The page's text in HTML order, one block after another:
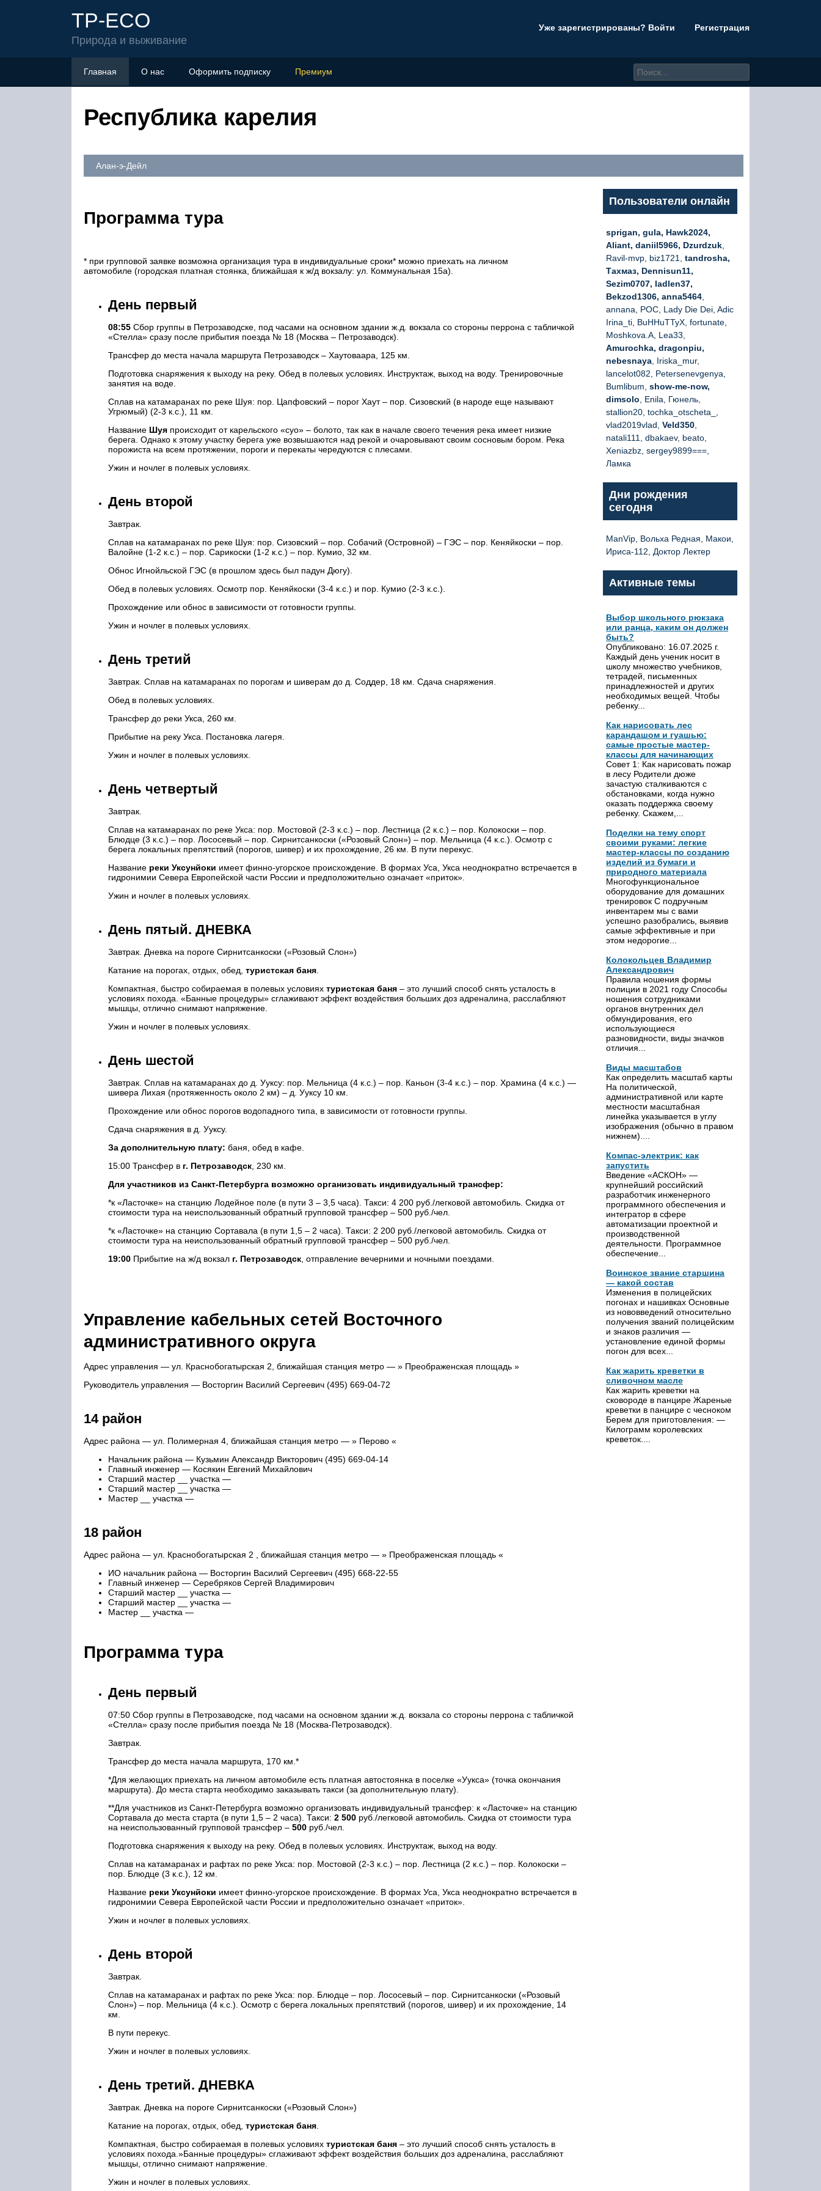
TP-ECO
Природа и выживание
Уже зарегистрированы? Войти Регистрация
Главная О нас Оформить подписку Премиум
Республика карелия
Алан-э-Дейл
Программа тура
* при групповой заявке возможна организация тура в индивидуальные сроки* можно приехать на личном
автомобиле (городская платная стоянка, ближайшая к ж/д вокзалу: ул. Коммунальная 15а).
День первый
08:55 Сбор группы в Петрозаводске, под часами на основном здании ж.д. вокзала со стороны перрона с табличкой
«Стелла» сразу после прибытия поезда № 18 (Москва – Петрозаводcк).
Трансфер до места начала маршрута Петрозаводск – Хаутоваара, 125 км.
Подготовка снаряжения к выходу на реку. Обед в полевых условиях. Инструктаж, выход на воду. Тренировочные
занятия на воде.
Сплав на катамаранах по реке Шуя: пор. Цапфовский – порог Хаут – пор. Сизовский (в народе еще называют
Угрюмый) (2-3 к.с.), 11 км.
Название Шуя происходит от карельского «суо» – болото, так как в начале своего течения река имеет низкие
берега. Однако к этому участку берега уже возвышаются над рекой и очаровывают своим сосновым бором. Река
порожиста на всем протяжении, пороги и перекаты чередуются с плесами.
Ужин и ночлег в полевых условиях.
День второй
Завтрак.
Сплав на катамаранах по реке Шуя: пор. Сизовский – пор. Собачий (Островной) – ГЭС – пор. Кеняйкоски – пор.
Валойне (1-2 к.с.) – пор. Сарикоски (1-2 к.с.) – пор. Кумио, 32 км.
Обнос Игнойльской ГЭС (в прошлом здесь был падун Дюгу).
Обед в полевых условиях. Осмотр пор. Кеняйкоски (3-4 к.с.) и пор. Кумио (2-3 к.с.).
Прохождение или обнос в зависимости от готовности группы.
Ужин и ночлег в полевых условиях.
День третий
Завтрак. Сплав на катамаранах по порогам и шиверам до д. Соддер, 18 км. Сдача снаряжения.
Обед в полевых условиях.
Трансфер до реки Укса, 260 км.
Прибытие на реку Укса. Постановка лагеря.
Ужин и ночлег в полевых условиях.
День четвертый
Завтрак.
Сплав на катамаранах по реке Укса: пор. Мостовой (2-3 к.с.) – пор. Лестница (2 к.с.) – пор. Колокоски – пор.
Блюдце (3 к.с.) – пор. Лососевый – пор. Сирнитсанкоски («Розовый Слон») – пор. Мельница (4 к.с.). Осмотр с
берега локальных препятствий (порогов, шивер) и их прохождение, 26 км. В пути перекус.
Название реки Уксунйоки имеет финно-угорское происхождение. В формах Уса, Укса неоднократно встречается в
гидронимии Севера Европейской части России и предположительно означает «приток».
Ужин и ночлег в полевых условиях.
День пятый. ДНЕВКА
Завтрак. Дневка на пороге Сирнитсанкоски («Розовый Слон»)
Катание на порогах, отдых, обед, туристская баня
Компактная, быстро собираемая в полевых условиях туристская баня – это лучший способ снять усталость в
условиях похода. «Банные процедуры» сглаживают эффект воздействия больших доз адреналина, расслабляют
мышцы, отлично снимают напряжение.
Ужин и ночлег в полевых условиях.
День шестой
Завтрак. Сплав на катамаранах до д. Ууксу: пор. Мельница (4 к.с.) – пор. Каньон (3-4 к.с.) – пор. Храмина (4 к.с.) —
шивера Лихая (протяженность около 2 км) – д. Ууксу 10 км.
Прохождение или обнос порогов водопадного типа, в зависимости от готовности группы.
Сдача снаряжения в д. Ууксу.
За дополнительную плату: баня, обед в кафе.
15:00 Трансфер в г. Петрозаводск , 230 км.
Для участников из Санкт-Петербурга возможно организовать индивидуальный трансфер:
*к «Ласточке» на станцию Лодейное поле (в пути 3 – 3,5 часа). Такси: 4 200 руб./легковой автомобиль. Скидка от
стоимости тура на неиспользованный обратный групповой трансфер – 500 руб./чел.
*к «Ласточке» на станцию Сортавала (в пути 1,5 – 2 часа). Такси: 2 200 руб./легковой автомобиль. Скидка от
стоимости тура на неиспользованный обратный групповой трансфер – 500 руб./чел.
19:00 Прибытие на ж/д вокзал г. Петрозаводск , отправление вечерними и ночными поездами.
Управление кабельных сетей Восточного
административного округа
Адрес управления — ул. Краснобогатырская 2, ближайшая станция метро — » Преображенская площадь »
Руководитель управления — Восторгин Василий Сергеевич (495) 669-04-72
14 район
Адрес района — ул. Полимерная 4, ближайшая станция метро — » Перово «
Начальник района — Кузьмин Александр Викторович (495) 669-04-14
Главный инженер — Косякин Евгений Михайлович
Старший мастер __ участка —
Старший мастер __ участка —
Мастер __ участка —
18 район
Адрес района — ул. Краснобогатырская 2 , ближайшая станция метро — » Преображенская площадь «
ИО начальник района — Восторгин Василий Сергеевич (495) 668-22-55
Главный инженер — Серебряков Сергей Владимирович
Старший мастер __ участка —
Старший мастер __ участка —
Мастер __ участка —
Программа тура
День первый
07:50 Сбор группы в Петрозаводске, под часами на основном здании ж.д. вокзала со стороны перрона с табличкой
«Стелла» сразу после прибытия поезда № 18 (Москва-Петрозаводск).
Завтрак.
Трансфер до места начала маршрута, 170 км.*
*Для желающих приехать на личном автомобиле есть платная автостоянка в поселке «Уукса» (точка окончания
маршрута). До места старта необходимо заказывать такси (за дополнительную плату).
**Для участников из Санкт-Петербурга возможно организовать индивидуальный трансфер: к «Ласточке» на станцию
Сортавала до места старта (в пути 1,5 – 2 часа). Такси: 2 500 руб./легковой автомобиль. Скидка от стоимости тура
на неиспользованный групповой трансфер – 500 руб./чел.
Подготовка снаряжения к выходу на реку. Обед в полевых условиях. Инструктаж, выход на воду.
Сплав на катамаранах и рафтах по реке Укса: пор. Мостовой (2-3 к.с.) – пор. Лестница (2 к.с.) – пор. Колокоски –
пор. Блюдце (3 к.с.), 12 км.
Название реки Уксунйоки имеет финно-угорское происхождение. В формах Уса, Укса неоднократно встречается в
гидронимии Севера Европейской части России и предположительно означает «приток».
Ужин и ночлег в полевых условиях.
День второй
Завтрак.
Сплав на катамаранах и рафтах по реке Укса: пор. Блюдце – пор. Лососевый – пор. Сирнитсанкоски («Розовый
Слон») – пор. Мельница (4 к.с.). Осмотр с берега локальных препятствий (порогов, шивер) и их прохождение, 14
км.
В пути перекус.
Ужин и ночлег в полевых условиях.
День третий. ДНЕВКА
Завтрак. Дневка на пороге Сирнитсанкоски («Розовый Слон»)
Катание на порогах, отдых, обед, туристская баня
Компактная, быстро собираемая в полевых условиях туристская баня – это лучший способ снять усталость в
условиях похода.»Банные процедуры» сглаживают эффект воздействия больших доз адреналина, расслабляют
мышцы, отлично снимают напряжение.
Ужин и ночлег в полевых условиях.
Пользователи онлайн
sprigan, gula, Hawk2024,
Aliant, daniil5966, Dzurdzuk
Ravil-mvp, biz1721, tandrosha,
Тахмаз, Dennisun11,
Sezim0707, ladlen37,
Bekzod1306, anna5464
annana, РОС, Lady Die Dei, Adic
Irina_ti, BuHHuTTyX, fortunate,
Moshkova.A, Lea33,
Amurochka, dragonpiu,
nebesnaya , Iriska_mur,
lancelot082, Petersenevgenya,
Bumlibum, show-me-now,
dimsolo , Enila, Гюнель,
stallion20, tochka_otscheta_,
vlad2019vlad, Veld350
natali111, dbakaev, beato,
Xeniazbz, sergey9899===,
Ламка
Дни рождения
сегодня
ManVip, Вольха Редная, Макои,
Ириса-112, Доктор Лектер
Активные темы
Выбор школьного рюкзака
или ранца, каким он должен
быть?
Опубликовано: 16.07.2025 г.
Каждый день ученик носит в
школу множество учебников,
тетрадей, письменных
принадлежностей и других
необходимых вещей. Чтобы
ребенку...
Как нарисовать лес
карандашом и гуашью:
самые простые мастер-
классы для начинающих
Совет 1: Как нарисовать пожар
в лесу Родители дюже
зачастую сталкиваются с
обстановками, когда нужно
оказать поддержка своему
ребенку. Скажем,...
Поделки на тему спорт
своими руками: легкие
мастер-классы по созданию
изделий из бумаги и
природного материала
Многофункциональное
оборудование для домашних
тренировок С подручным
инвентарем мы с вами
успешно разобрались, выявив
самые эффективные и при
этом недорогие...
Колокольцев Владимир
Александрович
Правила ношения формы
полиции в 2021 году Способы
ношения сотрудниками
органов внутренних дел
обмундирования, его
использующиеся
разновидности, виды значков
отличия...
Виды масштабов
Как определить масштаб карты
На политической,
административной или карте
местности масштабная
линейка указывается в углу
изображения (обычно в правом
нижнем)....
Компас-электрик: как
запустить
Введение «АСКОН» —
крупнейший российский
разработчик инженерного
программного обеспечения и
интегратор в сфере
автоматизации проектной и
производственной
деятельности. Программное
обеспечение...
Воинское звание старшина
— какой состав
Изменения в полицейских
погонах и нашивках Основные
из нововведений относительно
получения званий полицейским
и знаков различия —
установление единой формы
погон для всех...
Как жарить креветки в
сливочном масле
Как жарить креветки на
сковороде в панцире Жареные
креветки в панцире с чесноком
Берем для приготовления: —
Килограмм королевских
креветок....